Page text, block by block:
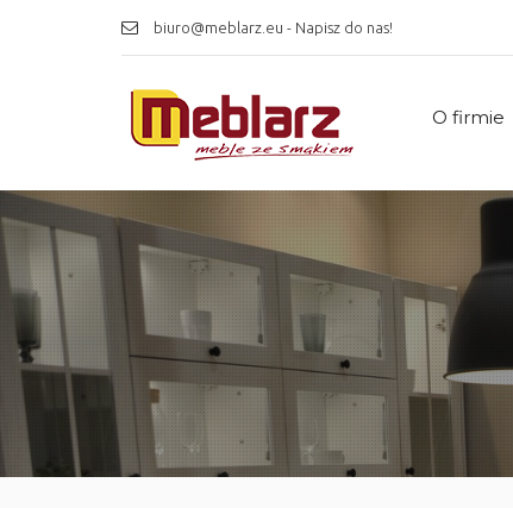
biuro@meblarz.eu - Napisz do nas!
O firmie